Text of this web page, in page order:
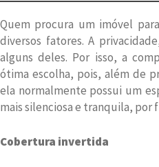
Quem procura um imóvel
diversos fatores. A
alguns deles. Por isso, a
ótima escolha, pois, além de
ela normalmente possui um
mais silenciosa e tranquila, por
Cobertura invertida